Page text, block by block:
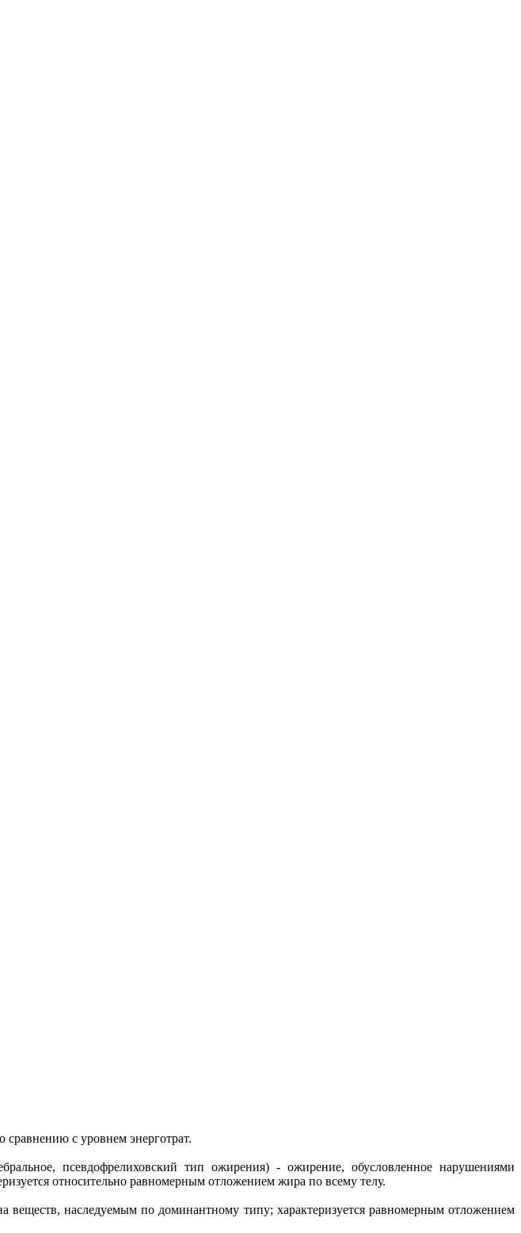
с уровнем энерготрат.
псевдофрелиховский тип ожирения) - ожирение, обусловленное нарушениями
относительно равномерным отложением жира по всему телу.
веществ, наследуемым по доминантному типу; характеризуется равномерным отложением